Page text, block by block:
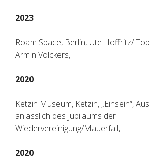
2023
Roam Space, Berlin, Ute Hoffritz/
Armin Völckers,
2020
Ketzin Museum, Ketzin, „Einsein“,
anlässlich des Jubiläums der
Wiedervereinigung/Mauerfall,
2020